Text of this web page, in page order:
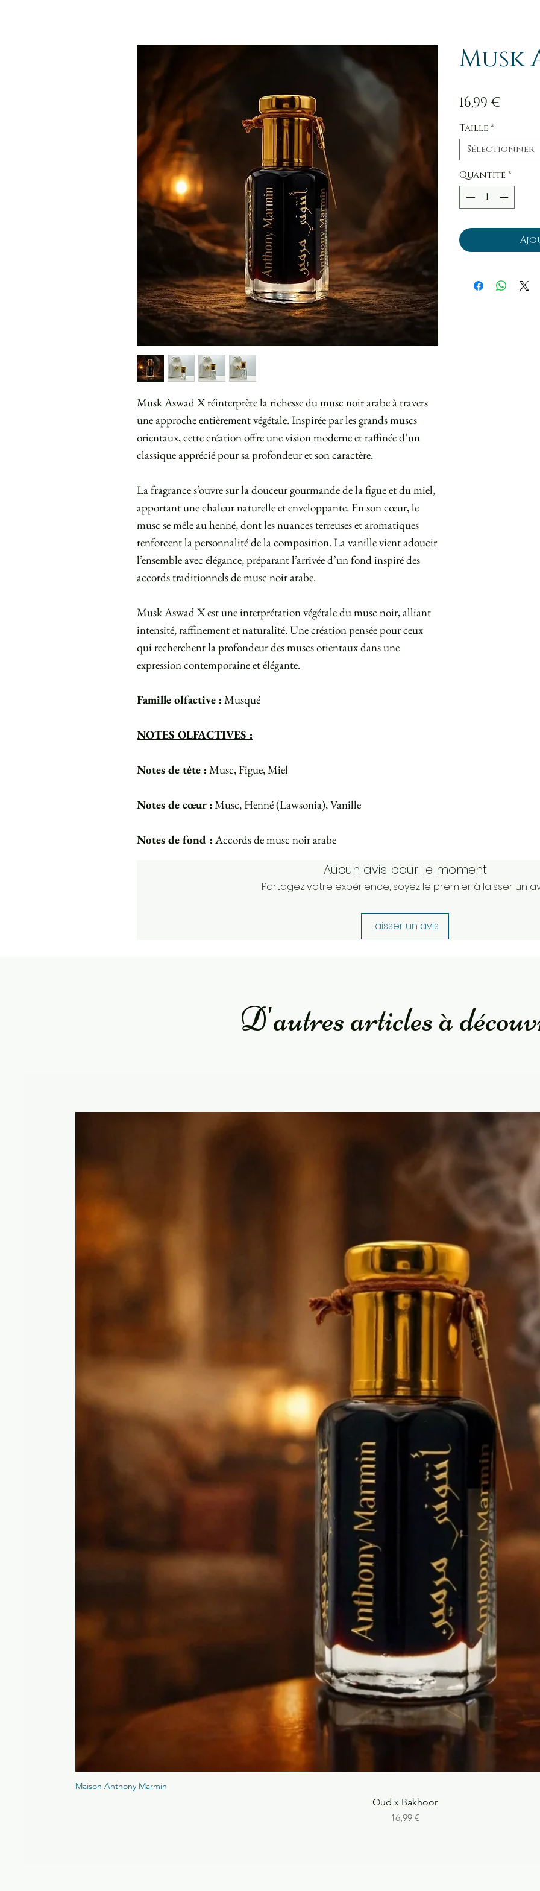
Musk Aswad X réinterprète la richesse du musc noir arabe à travers
une approche entièrement végétale. Inspirée par les grands muscs
orientaux, cette création offre une vision moderne et raffinée d’un
classique apprécié pour sa profondeur et son caractère.
La fragrance s’ouvre sur la douceur gourmande de la figue et du miel,
apportant une chaleur naturelle et enveloppante. En son cœur, le
musc se mêle au henné, dont les nuances terreuses et aromatiques
renforcent la personnalité de la composition. La vanille vient adoucir
l’ensemble avec élégance, préparant l’arrivée d’un fond inspiré des
accords traditionnels de musc noir arabe.
Musk Aswad X est une interprétation végétale du musc noir, alliant
intensité, raffinement et naturalité. Une création pensée pour ceux
qui recherchent la profondeur des muscs orientaux dans une
expression contemporaine et élégante.
Famille olfactive : Musqué
NOTES OLFACTIVES :
Notes de tête : Musc, Figue, Miel
Notes de cœur : Musc, Henné (Lawsonia), Vanille
Notes de fond : Accords de musc noir arabe
Musk
16,99 €
Taille*
Sélectionner
Quantité*
Aucun avis pour le moment
Partagez votre expérience, soyez le premier à laisser un
Laisser un avis
D'autres articles à
Maison Anthony Marmin
Oud x Bakhoor
Prix
16,99 €